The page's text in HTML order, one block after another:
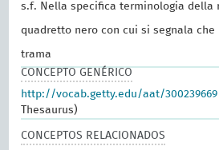
s.f. Nella specifica terminologia della
quadretto nero con cui si segnala
trama
CONCEPTO GENÉRICO
http://vocab.getty.edu/aat/300239669
Thesaurus)
CONCEPTOS RELACIONADOS